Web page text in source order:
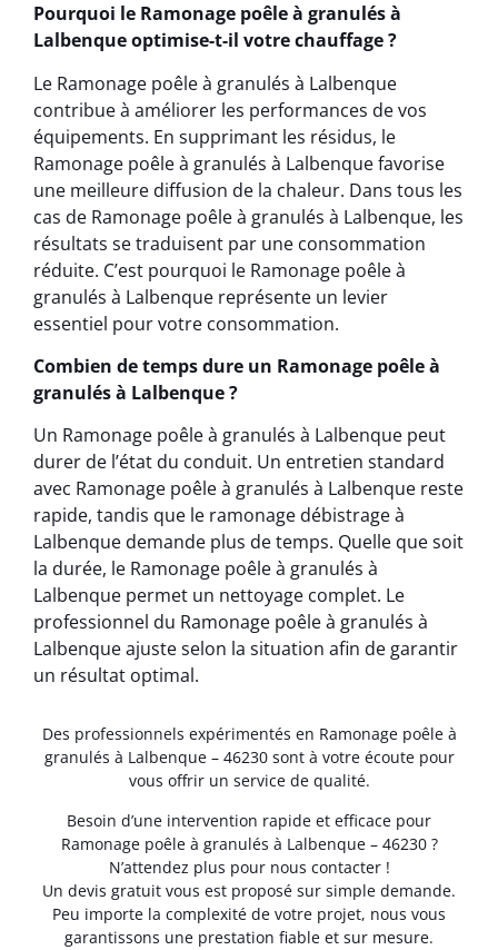
Pourquoi le Ramonage poêle à granulés à
Lalbenque optimise-t-il votre chauffage ?
Le Ramonage poêle à granulés à Lalbenque
contribue à améliorer les performances de vos
équipements. En supprimant les résidus, le
Ramonage poêle à granulés à Lalbenque favorise
une meilleure diffusion de la chaleur. Dans tous les
cas de Ramonage poêle à granulés à Lalbenque, les
résultats se traduisent par une consommation
réduite. C’est pourquoi le Ramonage poêle à
granulés à Lalbenque représente un levier
essentiel pour votre consommation.
Combien de temps dure un Ramonage poêle à
granulés à Lalbenque ?
Un Ramonage poêle à granulés à Lalbenque peut
durer de l’état du conduit. Un entretien standard
avec Ramonage poêle à granulés à Lalbenque reste
rapide, tandis que le ramonage débistrage à
Lalbenque demande plus de temps. Quelle que soit
la durée, le Ramonage poêle à granulés à
Lalbenque permet un nettoyage complet. Le
professionnel du Ramonage poêle à granulés à
Lalbenque ajuste selon la situation afin de garantir
un résultat optimal.
Des professionnels expérimentés en Ramonage poêle à
granulés à Lalbenque – 46230 sont à votre écoute pour
vous offrir un service de qualité.
Besoin d’une intervention rapide et efficace pour
Ramonage poêle à granulés à Lalbenque – 46230 ?
N’attendez plus pour nous contacter !
Un devis gratuit vous est proposé sur simple demande.
Peu importe la complexité de votre projet, nous vous
garantissons une prestation fiable et sur mesure.